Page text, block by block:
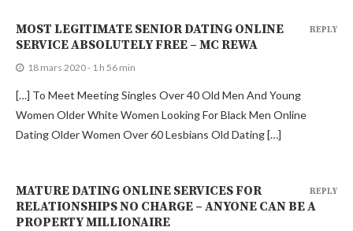
MOST LEGITIMATE SENIOR DATING ONLINE
SERVICE ABSOLUTELY FREE – MC REWA
18 mars 2020 - 1 h 56 min
[…] To Meet Meeting Singles Over 40 Old Men And Young
Women Older White Women Looking For Black Men Online
Dating Older Women Over 60 Lesbians Old Dating […]
REPLY
MATURE DATING ONLINE SERVICES FOR
RELATIONSHIPS NO CHARGE – ANYONE CAN BE A
PROPERTY MILLIONAIRE
REPLY